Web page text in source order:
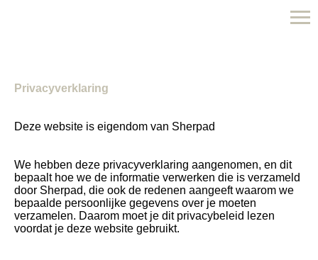
Privacyverklaring
Deze website is eigendom van Sherpad
We hebben deze privacyverklaring aangenomen, en dit
bepaalt hoe we de informatie verwerken die is verzameld
door Sherpad, die ook de redenen aangeeft waarom we
bepaalde persoonlijke gegevens over je moeten
verzamelen. Daarom moet je dit privacybeleid lezen
voordat je deze website gebruikt.